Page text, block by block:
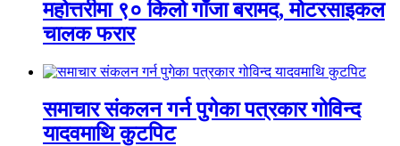
महोत्तरीमा ९० किलो गाँजा बरामद, मोटरसाइकल
चालक फरार
समाचार संकलन गर्न पुगेका पत्रकार गोविन्द
यादवमाथि कुटपिट